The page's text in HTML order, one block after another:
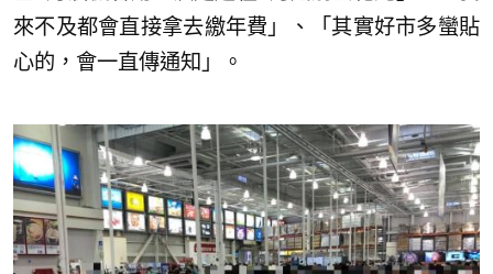
來不及都會直接拿去繳年費」、「其實好市多蠻貼
心的，會一直傳通知」。